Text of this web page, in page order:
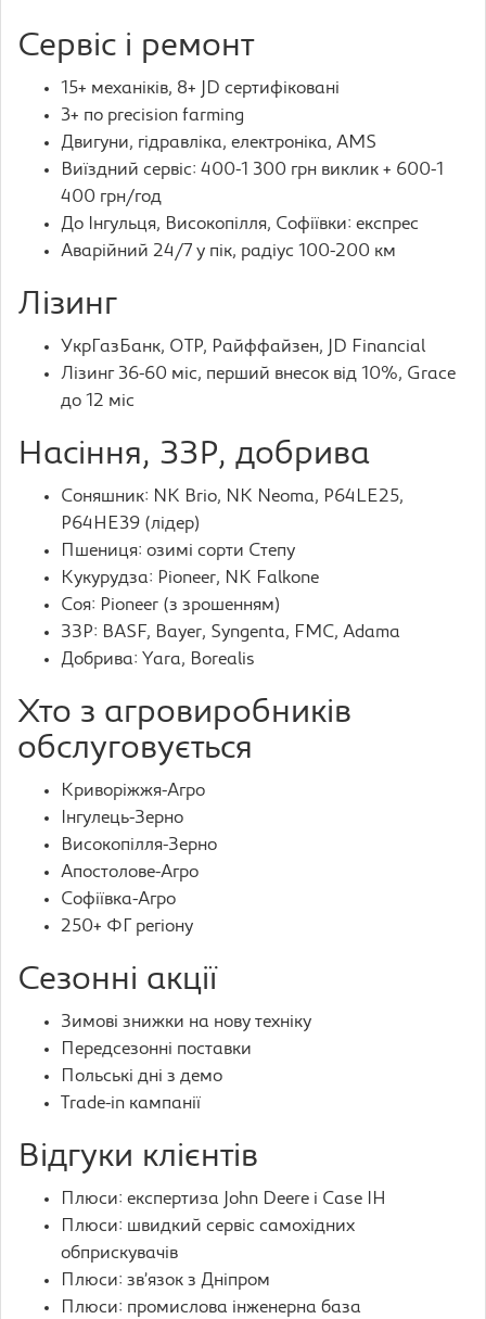
Сервіс і ремонт
15+ механіків, 8+ JD сертифіковані
3+ по precision farming
Двигуни, гідравліка, електроніка, AMS
Виїздний сервіс: 400-1 300 грн виклик + 600-1
400 грн/год
До Інгульця, Високопілля, Софіївки: експрес
Аварійний 24/7 у пік, радіус 100-200 км
Лізинг
УкрГазБанк, OTP, Райффайзен, JD Financial
Лізинг 36-60 міс, перший внесок від 10%, Grace
до 12 міс
Насіння, ЗЗР, добрива
Соняшник: NK Brio, NK Neoma, P64LE25,
P64HE39 (лідер)
Пшениця: озимі сорти Степу
Кукурудза: Pioneer, NK Falkone
Соя: Pioneer (з зрошенням)
ЗЗР: BASF, Bayer, Syngenta, FMC, Adama
Добрива: Yara, Borealis
Хто з агровиробників
обслуговується
Криворіжжя-Агро
Інгулець-Зерно
Високопілля-Зерно
Апостолове-Агро
Софіївка-Агро
250+ ФГ регіону
Сезонні акції
Зимові знижки на нову техніку
Передсезонні поставки
Польські дні з демо
Trade-in кампанії
Відгуки клієнтів
Плюси: експертиза John Deere і Case IH
Плюси: швидкий сервіс самохідних
обприскувачів
Плюси: зв’язок з Дніпром
Плюси: промислова інженерна база